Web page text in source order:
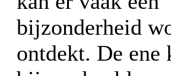
bijzonderheid
ontdekt. De ene